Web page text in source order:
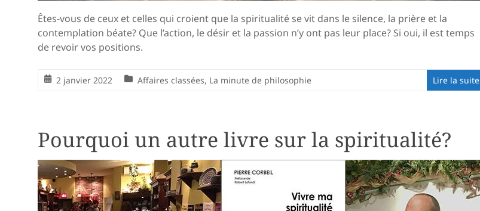
Êtes-vous de ceux et celles qui croient que la spiritualité se vit dans le silence, la prière et la
contemplation béate? Que l’action, le désir et la passion n’y ont pas leur place? Si oui, il est temps
de revoir vos positions.
2 janvier 2022 Affaires classées, La minute de philosophie Lire la suite
Pourquoi un autre livre sur la spiritualité?